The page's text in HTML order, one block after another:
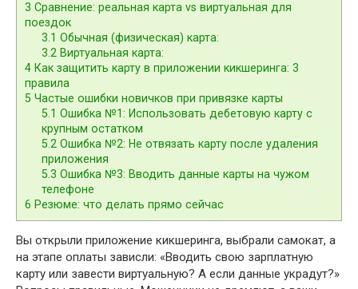
3 Сравнение: реальная карта vs виртуальная для
поездок
3.1 Обычная (физическая) карта:
3.2 Виртуальная карта:
4 Как защитить карту в приложении кикшеринга: 3
правила
5 Частые ошибки новичков при привязке карты
5.1 Ошибка №1: Использовать дебетовую карту с
крупным остатком
5.2 Ошибка №2: Не отвязать карту после удаления
приложения
5.3 Ошибка №3: Вводить данные карты на чужом
телефоне
6 Резюме: что делать прямо сейчас
Вы открыли приложение кикшеринга, выбрали самокат, а
на этапе оплаты зависли: «Вводить свою зарплатную
карту или завести виртуальную? А если данные украдут?»